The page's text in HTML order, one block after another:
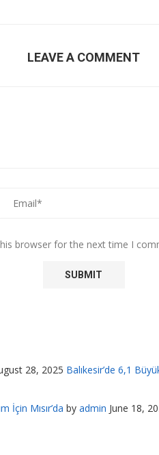
LEAVE A COMMENT
browser for the next time I
28, 2025 Balıkesir’de 6,1
İçin Mısır’da by admin June 18,